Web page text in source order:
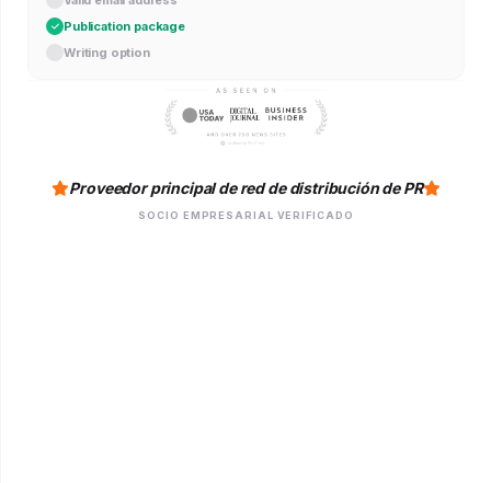
Publication package
Writing option
Proveedor principal de red de distribución de PR
SOCIO EMPRESARIAL VERIFICADO